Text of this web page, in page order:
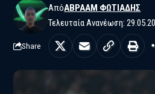
Τελευταία Ανανέωση:
ΑπόΑΒΡΑΆΜ ΦΩΤΙΆΔΗΣ
Share